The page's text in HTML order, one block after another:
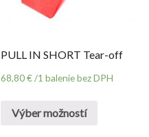
PULL IN SHORT Tear-off
68,80€ /1 balenie bez DPH
Výber možností